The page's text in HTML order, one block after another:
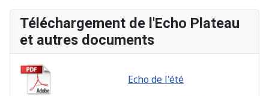
Téléchargement de l'Echo Plateau
et autres documents
Echo de l'été